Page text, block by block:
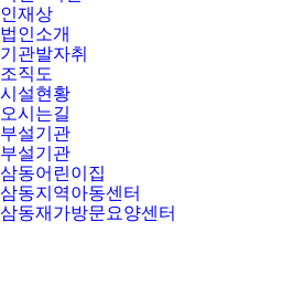
인재상
법인소개
기관발자취
조직도
시설현황
오시는길
부설기관
부설기관
삼동어린이집
삼동지역아동센터
삼동재가방문요양센터